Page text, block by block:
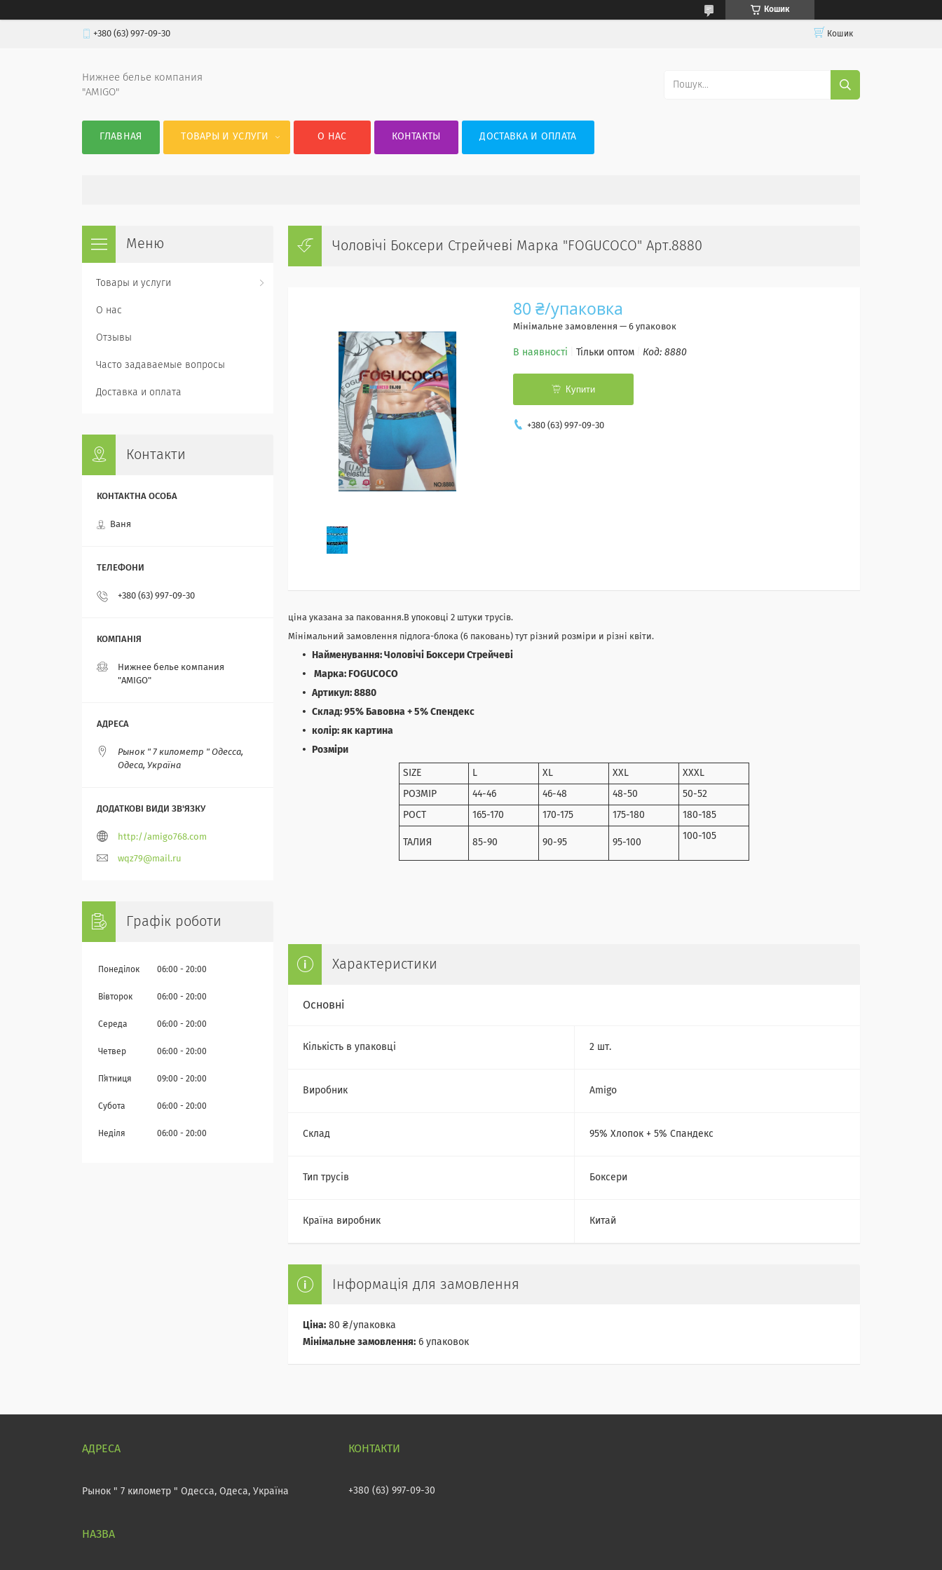
Кошик
+380 (63) 997-09-30 Кошик
Нижнее белье компания
"AMIGO"
ГЛАВНАЯ ТОВАРЫ И УСЛУГИ О НАС КОНТАКТЫ ДОСТАВКА И ОПЛАТА
Чоловічі Боксери Стрейчеві Марка "FOGUCOCO" Арт.8880
80 ₴/упаковка
Мінімальне замовлення — 6 упаковок
В наявності Тільки оптом Код: 8880
Купити
+380 (63) 997-09-30
ціна указана за паковання.В упоковці 2 штуки трусів.
Мінімальний замовлення підлога-блока (6 паковань) тут різний розміри и різні квіти.
Найменування: Чоловічі Боксери Стрейчеві
Маркa: FOGUCOCO
Артикул: 8880
Склад: 95% Бавовна + 5% Спендекс
колір: як картина
Розміри
SIZE L XL XXL XXXL
РОЗМІР 44-46 46-48 48-50 50-52
РОСТ 165-170 170-175 175-180 180-185
ТАЛИЯ 85-90 90-95 95-100
100-105
Характеристики
Основні
Кількість в упаковці 2 шт.
Виробник Amigo
Склад 95% Хлопок + 5% Спандекс
Тип трусів Боксери
Країна виробник Китай
Інформація для замовлення
Ціна: 80 ₴/упаковка
Мінімальне замовлення: 6 упаковок
Товары и услуги
О нас
Отзывы
Часто задаваемые вопросы
Доставка и оплата
Контакти
Ваня
+380 (63) 997-09-30
Нижнее белье компания
"AMIGO"
Рынок " 7 километр " Одесса,
Одеса, Україна
http://amigo768.com
wqz79@mail.ru
Графік роботи
Понеділок 06:00 20:00
Вівторок 06:00 20:00
Середа 06:00 20:00
Четвер 06:00 20:00
Пʼятниця 09:00 20:00
Субота 06:00 20:00
Неділя 06:00 20:00
Рынок " 7 километр " Одесса, Одеса, Україна +380 (63) 997-09-30